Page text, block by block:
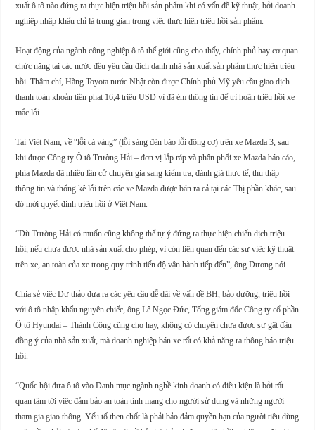
xuất ô tô nào đứng ra thực hiện triệu hồi sản phẩm khi có vấn đề kỹ thuật, bởi doanh
nghiệp nhập khẩu chỉ là trung gian trong việc thực hiện triệu hồi sản phẩm.
Hoạt động của ngành công nghiệp ô tô thế giới cũng cho thấy, chính phủ hay cơ quan
chức năng tại các nước đều yêu cầu đích danh nhà sản xuất sản phẩm thực hiện triệu
hồi. Thậm chí, Hãng Toyota nước Nhật còn được Chính phủ Mỹ yêu cầu giao dịch
thanh toán khoản tiền phạt 16,4 triệu USD vì đã ém thông tin để trì hoãn triệu hồi xe
mắc lỗi.
Tại Việt Nam, về “lỗi cá vàng” (lỗi sáng đèn báo lỗi động cơ) trên xe Mazda 3, sau
khi được Công ty Ô tô Trường Hải – đơn vị lắp ráp và phân phối xe Mazda báo cáo,
phía Mazda đã nhiều lần cử chuyên gia sang kiểm tra, đánh giá thực tế, thu thập
thông tin và thống kê lỗi trên các xe Mazda được bán ra cả tại các Thị phần khác, sau
đó mới quyết định triệu hồi ở Việt Nam.
“Dù Trường Hải có muốn cũng không thể tự ý đứng ra thực hiện chiến dịch triệu
hồi, nếu chưa được nhà sản xuất cho phép, vì còn liên quan đến các sự việc kỹ thuật
trên xe, an toàn của xe trong quy trình tiến độ vận hành tiếp đến”, ông Dương nói.
Chia sẻ việc Dự thảo đưa ra các yêu cầu dễ dãi về vấn đề BH, bảo dưỡng, triệu hồi
với ô tô nhập khẩu nguyên chiếc, ông Lê Ngọc Đức, Tổng giám đốc Công ty cổ phần
Ô tô Hyundai – Thành Công cũng cho hay, không có chuyện chưa được sự gật đầu
đồng ý của nhà sản xuất, mà doanh nghiệp bán xe rất có khả năng ra thông báo triệu
hồi.
“Quốc hội đưa ô tô vào Danh mục ngành nghề kinh doanh có điều kiện là bởi rất
quan tâm tới việc đảm bảo an toàn tính mạng cho người sử dụng và những người
tham gia giao thông. Yếu tố then chốt là phải bảo đảm quyền hạn của người tiêu dùng